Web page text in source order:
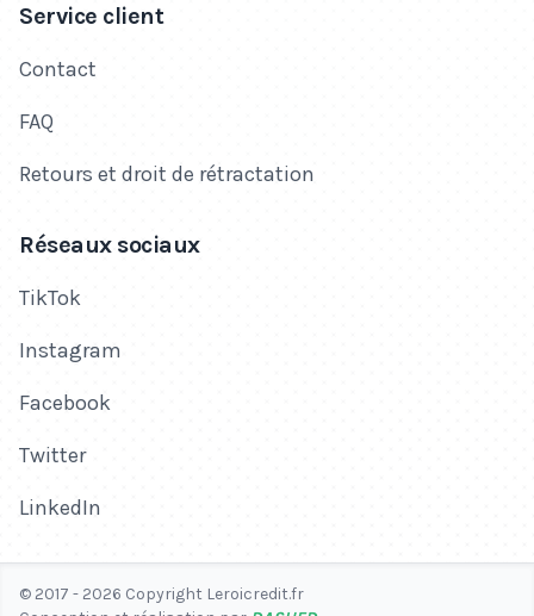
Service client
Contact
FAQ
Retours et droit de rétractation
Réseaux sociaux
TikTok
Instagram
Facebook
Twitter
LinkedIn
© 2017 - 2026 Copyright Leroicredit.fr